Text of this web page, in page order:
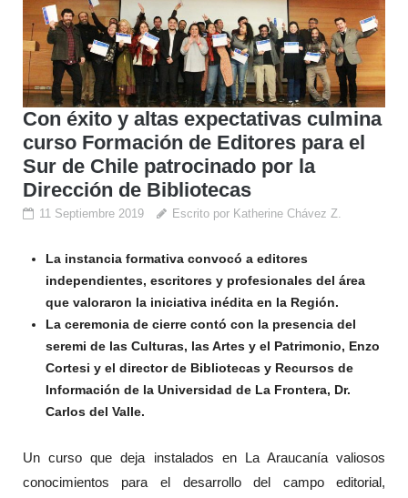
Con éxito y altas expectativas culmina
curso Formación de Editores para el
Sur de Chile patrocinado por la
Dirección de Bibliotecas
11 Septiembre 2019 Escrito por Katherine Chávez Z.
La instancia formativa convocó a editores
independientes, escritores y profesionales del área
que valoraron la iniciativa inédita en la Región.
La ceremonia de cierre contó con la presencia del
seremi de las Culturas, las Artes y el Patrimonio, Enzo
Cortesi y el director de Bibliotecas y Recursos de
Información de la Universidad de La Frontera, Dr.
Carlos del Valle.
Un curso que deja instalados en La Araucanía valiosos
conocimientos para el desarrollo del campo editorial,